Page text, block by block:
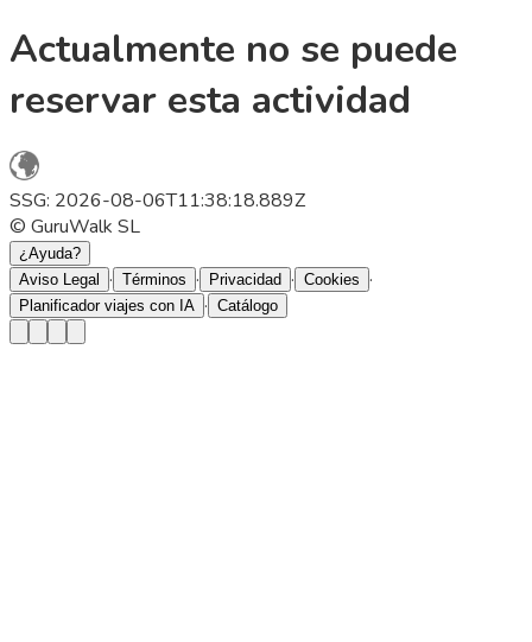
Actualmente no se puede
reservar esta actividad
SSG: 2026-08-06T11:38:18.889Z
© GuruWalk SL
¿Ayuda?
Aviso Legal
· Términos · Privacidad · Cookies ·
Planificador viajes con IA · Catálogo